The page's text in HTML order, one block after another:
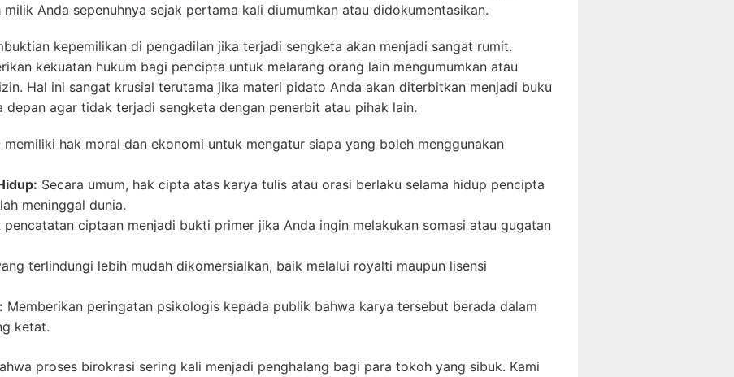
Anda sepenuhnya sejak pertama kali diumumkan atau didokumentasikan.
kepemilikan di pengadilan jika terjadi sengketa akan menjadi sangat rumit.
kekuatan hukum bagi pencipta untuk melarang orang lain mengumumkan atau
Hal ini sangat krusial terutama jika materi pidato Anda akan diterbitkan menjadi buku
depan agar tidak terjadi sengketa dengan penerbit atau pihak lain.
memiliki hak moral dan ekonomi untuk mengatur siapa yang boleh menggunakan
Secara umum, hak cipta atas karya tulis atau orasi berlaku selama hidup pencipta
meninggal dunia.
pencatatan ciptaan menjadi bukti primer jika Anda ingin melakukan somasi atau gugatan
terlindungi lebih mudah dikomersialkan, baik melalui royalti maupun lisensi
Memberikan peringatan psikologis kepada publik bahwa karya tersebut berada dalam
ketat.
proses birokrasi sering kali menjadi penghalang bagi para tokoh yang sibuk. Kami